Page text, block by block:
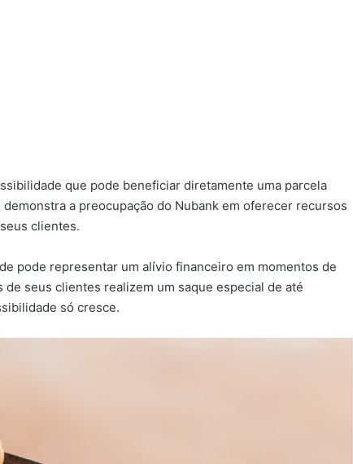
que pode beneficiar diretamente uma parcela
a preocupação do Nubank em oferecer recursos
clientes.
pode representar um alívio financeiro em momentos de
seus clientes realizem um saque especial de até
só cresce.